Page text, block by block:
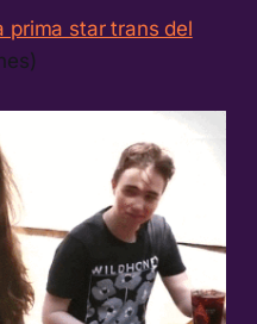
prima star trans del